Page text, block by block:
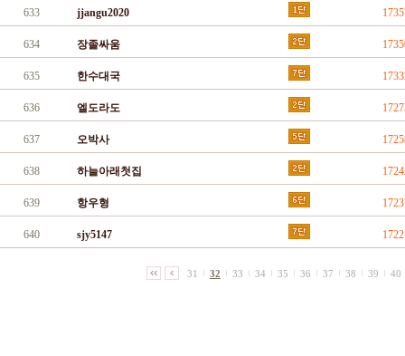
633 jjangu2020
634 장졸싸움
635 한수대국
636 엘도라도
637 오박사
638 하늘아래첫집
639 항우형
640 sjy5147
31 32 33 34 35 36 37 38 39 40